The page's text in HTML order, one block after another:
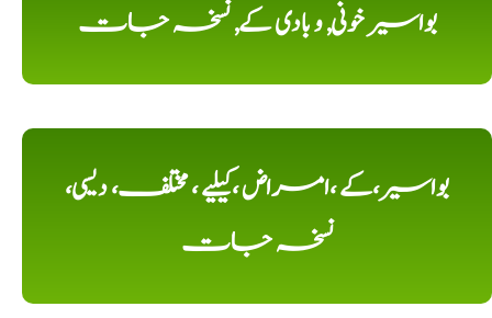
بواسیر خونی, و بادی کے, نسخہ جات
بواسیر،کے ،امراض ،کیلیے ، مختلف، دیسی،
نسخہ جات